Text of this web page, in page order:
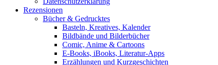
Rezensionen
Bücher & Gedrucktes
Basteln, Kreatives, Kalender
Bildbände und Bilderbücher
Comic, Anime & Cartoons
E-Books, iBooks, Literatur-Apps
Erzählungen und Kurzgeschichten